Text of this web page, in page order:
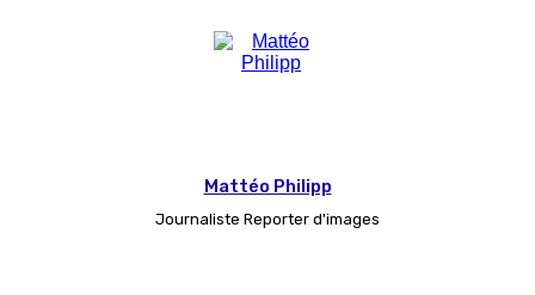
Mattéo Philipp
Journaliste Reporter d'images